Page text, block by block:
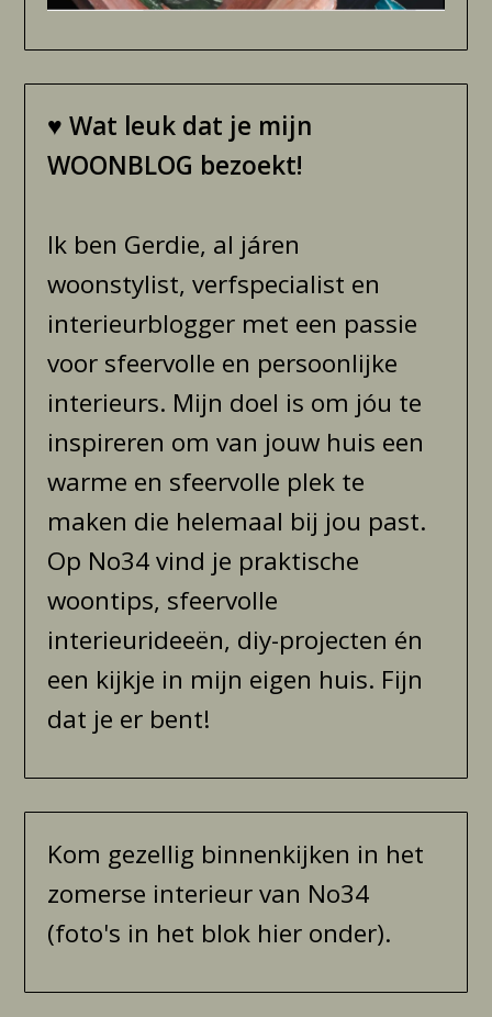
♥Wat leuk dat je mijn
WOONBLOG bezoekt!
Ik ben Gerdie, al járen
woonstylist, verfspecialist en
interieurblogger met een passie
voor sfeervolle en persoonlijke
interieurs. Mijn doel is om jóu te
inspireren om van jouw huis een
warme en sfeervolle plek te
maken die helemaal bij jou past.
Op No34 vind je praktische
woontips, sfeervolle
interieurideeën, diy-projecten én
een kijkje in mijn eigen huis. Fijn
dat je er bent!
Kom gezellig binnenkijken in het
zomerse interieur van No34
(foto's in het blok hier onder).